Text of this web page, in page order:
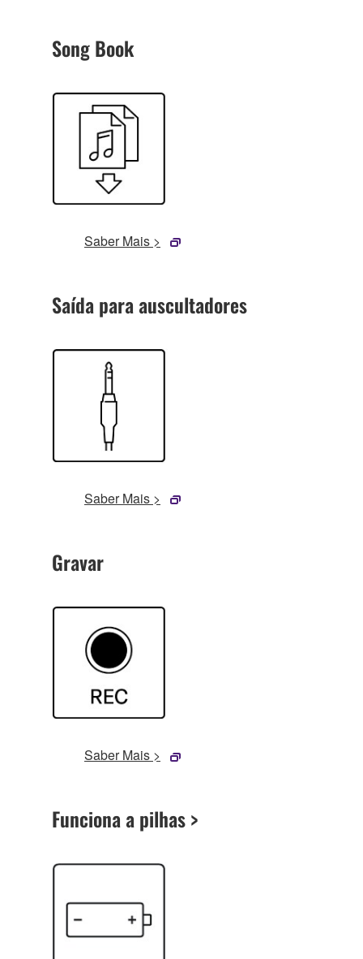
Song Book
Saber Mais >
Saída para auscultadores
Saber Mais >
Gravar
Saber Mais >
Funciona a pilhas >